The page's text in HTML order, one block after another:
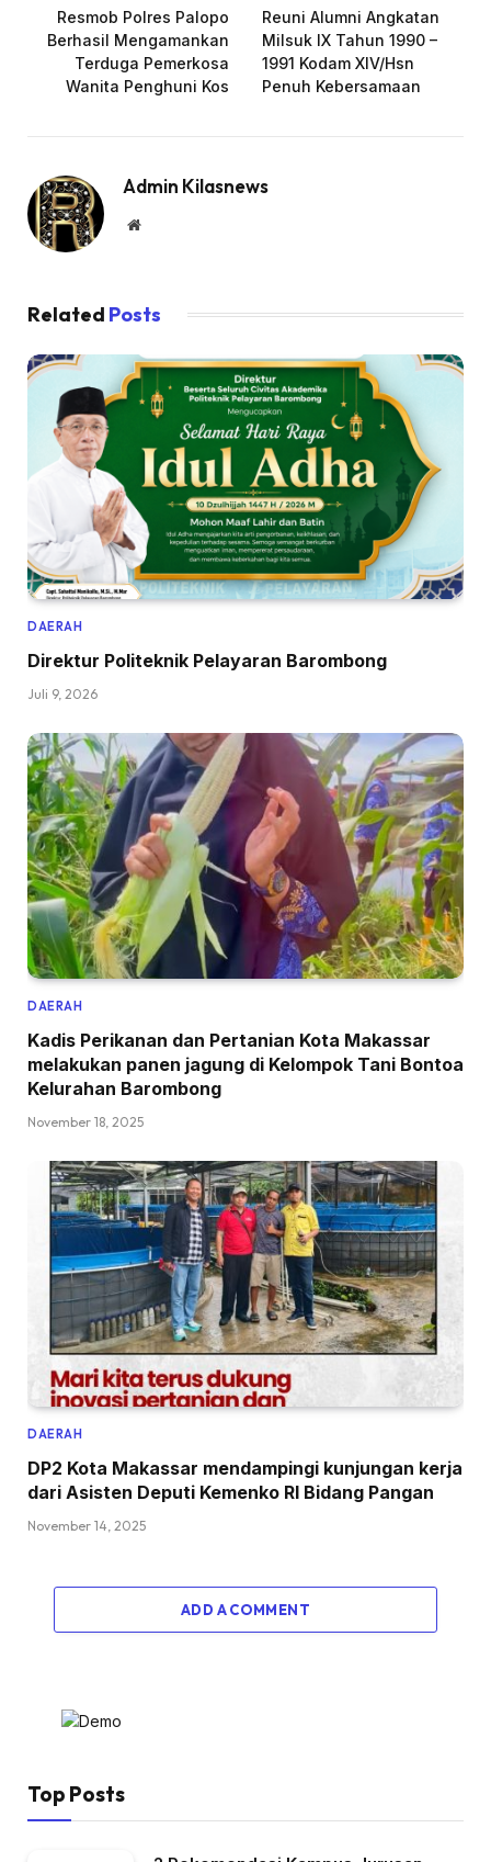
Resmob Polres Palopo
Berhasil Mengamankan
Terduga Pemerkosa
Wanita Penghuni Kos
Reuni Alumni Angkatan
Milsuk IX Tahun 1990 –
1991 Kodam XIV/Hsn
Penuh Kebersamaan
Admin Kilasnews
Website
Related Posts
DAERAH
Direktur Politeknik Pelayaran Barombong
Juli 9, 2026
DAERAH
Kadis Perikanan dan Pertanian Kota Makassar
melakukan panen jagung di Kelompok Tani Bontoa
Kelurahan Barombong
November 18, 2025
DAERAH
DP2 Kota Makassar mendampingi kunjungan kerja
dari Asisten Deputi Kemenko RI Bidang Pangan
November 14, 2025
ADD A COMMENT
Top Posts